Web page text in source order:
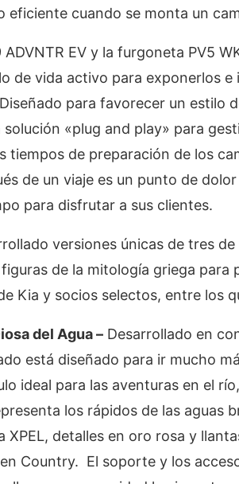
eficiente cuando se monta un
ADVNTR EV y la furgoneta PV5
de vida activo para exponerlos
para favorecer un estilo
«plug and play» para
tiempos de preparación de los
de un viaje es un punto de
para disfrutar a sus clientes.
versiones únicas de tres
de la mitología griega
Kia y socios selectos, entre los
del Agua – Desarrollado en
está diseñado para ir mucho
ideal para las aventuras en el
los rápidos de las aguas
XPEL, detalles en oro rosa y
Country. El soporte y los